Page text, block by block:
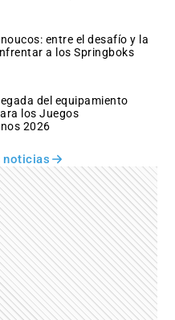
entre el desafío y la
a los Springboks
del equipamiento
los Juegos
2026
noticias